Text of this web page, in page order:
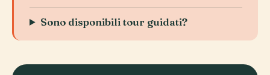
Sono disponibili tour guidati?